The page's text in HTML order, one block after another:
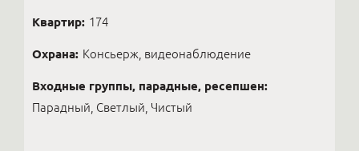
Квартир: 174
Охрана: Консьерж, видеонаблюдение
Входные группы, парадные, ресепшен:
Парадный, Светлый, Чистый